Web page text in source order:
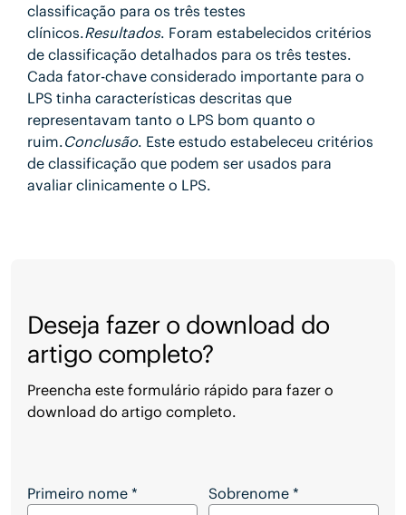
classificação para os três testes
clínicos.Resultados. Foram estabelecidos critérios
de classificação detalhados para os três testes.
Cada fator-chave considerado importante para o
LPS tinha características descritas que
representavam tanto o LPS bom quanto o
ruim.Conclusão. Este estudo estabeleceu critérios
de classificação que podem ser usados para
avaliar clinicamente o LPS.
Deseja fazer o download do
artigo completo?
Preencha este formulário rápido para fazer o
download do artigo completo.
Deseja fazer o download do artigo completo?
Primeiro nome * Sobrenome *